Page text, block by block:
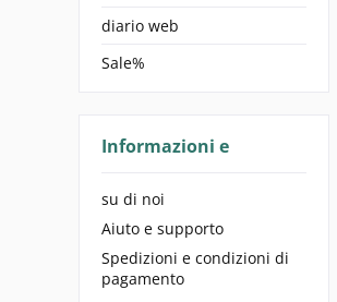
diario web
Sale%
Informazioni e
su di noi
Aiuto e supporto
Spedizioni e condizioni di
pagamento